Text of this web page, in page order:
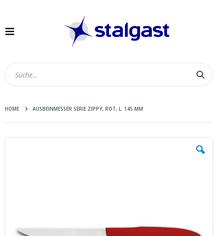
Navigation
HOME AUSBEINMESSER SERIE ZIPPY, ROT, L. 145 MM
Zum